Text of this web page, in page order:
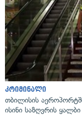
კრიმინალი
თბილისის
ისინი საზღვრის